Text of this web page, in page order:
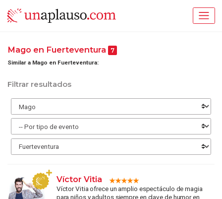
Mago en Fuerteventura 7
Similar a Mago en Fuerteventura:
Filtrar resultados
Víctor Vitia
Víctor Vitia ofrece un amplio espectáculo de magia
para niños y adultos siempre en clave de humor en